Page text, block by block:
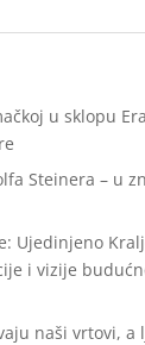
u sklopu
Steinera – u
Ujedinjeno
i vizije
naši vrtovi, a